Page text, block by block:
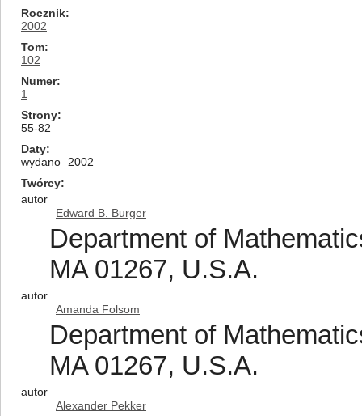
Rocznik
2002
Tom
102
Numer
1
Strony
55-82
Daty
wydano
2002
Twórcy
autor
Edward B. Burger
Department of
MA 01267, U.S.A.
autor
Amanda Folsom
Department of
MA 01267, U.S.A.
autor
Alexander Pekker